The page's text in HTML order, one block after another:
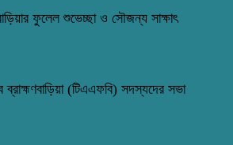
ফুলেল শুভেচ্ছা ও সৌজন্য সাক্ষাৎ
(টিএএফবি) সদস্যদের সভা